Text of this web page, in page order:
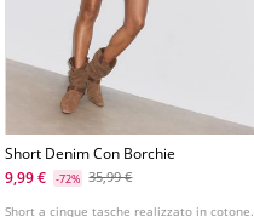
Short Denim Con Borchie
9,99 €
-72% 35,99 €
Short a cinque tasche realizzato in cotone.